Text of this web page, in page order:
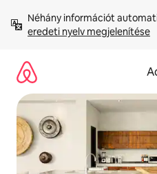
tartalomra
Néhány információt
eredeti nyelv megjelenítése